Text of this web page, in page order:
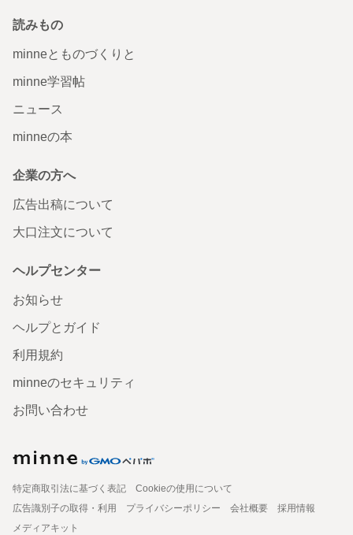
読みもの
minneとものづくりと
minne学習帖
ニュース
minneの本
企業の方へ
広告出稿について
大口注文について
ヘルプセンター
お知らせ
ヘルプとガイド
利用規約
minneのセキュリティ
お問い合わせ
特定商取引法に基づく表記
Cookieの使用について
広告識別子の取得・利用
プライバシーポリシー 会社概要
採用情報
メディアキット